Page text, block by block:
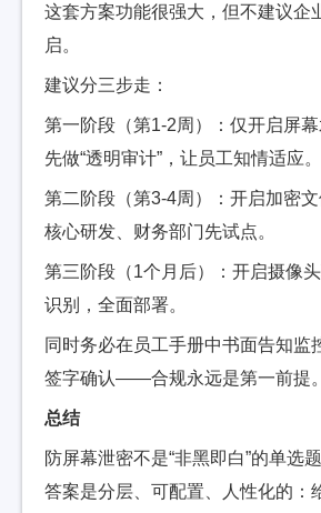
这套方案功能很强大，但不建议企
启。
建议分三步走：
第一阶段（第1-2周）：仅开启屏幕
先做“透明审计”，让员工知情适应。
第二阶段（第3-4周）：开启加密
核心研发、财务部门先试点。
第三阶段（1个月后）：开启摄像
识别，全面部署。
同时务必在员工手册中书面告知监
签字确认——合规永远是第一前提。
总结
防屏幕泄密不是“非黑即白”的单选
答案是分层、可配置、人性化的：